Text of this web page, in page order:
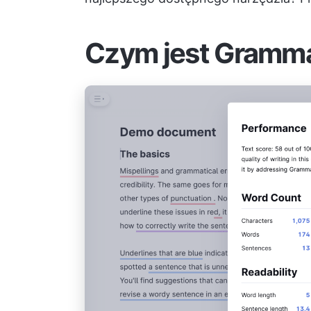
Czym jest